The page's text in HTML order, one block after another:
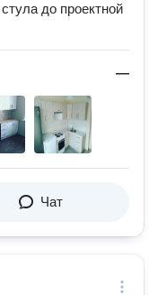
до проектной
—
Чат